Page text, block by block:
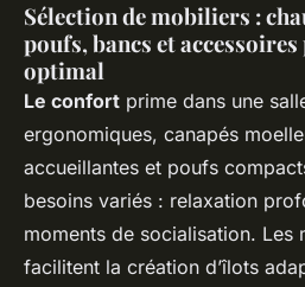
Sélection de mobiliers :
poufs, bancs et
optimal
Le confort prime dans une
ergonomiques, canapés
accueillantes et poufs
besoins variés : relaxation
moments de socialisation. Les
facilitent la création d’îlots